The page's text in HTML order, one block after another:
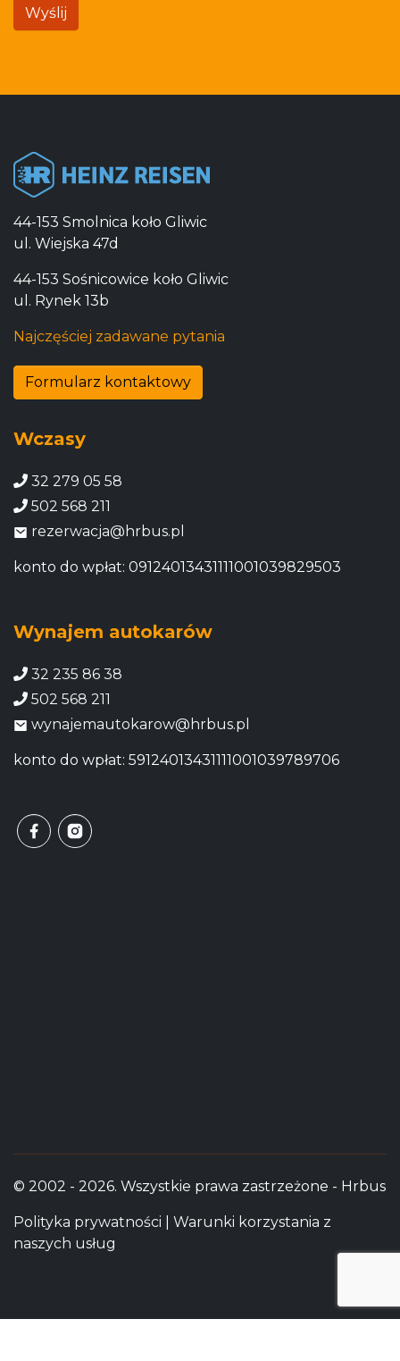
Wyślij
44-153 Smolnica koło Gliwic
ul. Wiejska 47d
44-153 Sośnicowice koło Gliwic
ul. Rynek 13b
Najczęściej zadawane pytania
Formularz kontaktowy
Wczasy
32 279 05 58
502 568 211
rezerwacja@hrbus.pl
konto do wpłat: 09124013431111001039829503
Wynajem autokarów
32 235 86 38
502 568 211
wynajemautokarow@hrbus.pl
konto do wpłat: 59124013431111001039789706
© 2002 - 2026. Wszystkie prawa zastrzeżone - Hrbus
Polityka prywatności
Warunki korzystania z
naszych usług